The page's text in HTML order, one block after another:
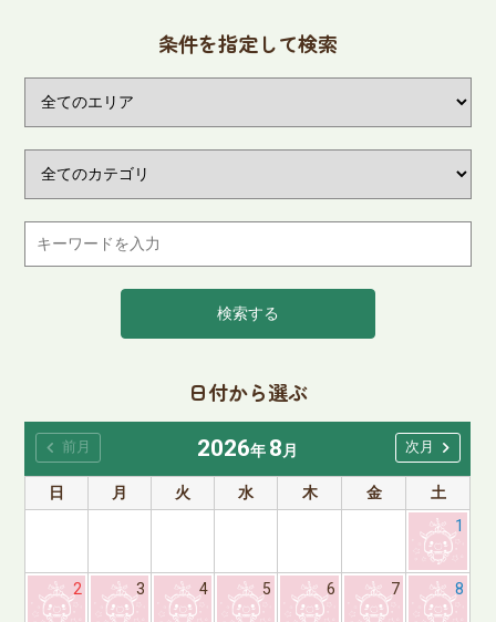
日付から選ぶ
2026年8月
日
月 火 水 木 金
土
1
2 3 4 5 6 7 8
chevron_left 前月 次月 chevron_right
条件を指定して検索
検索する